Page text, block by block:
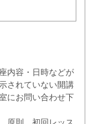
内容・日時などが
されていない開講
にお問い合わせ下
原則、初回レッス